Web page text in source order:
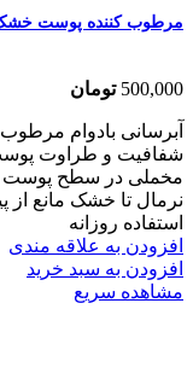
مرطوب کننده پوست خشک
500,000 تومان
آبرسانی بادوام
شفافیت و طراوت پوست
مخملی در سطح پوست
نرمال تا خشک مانع
استفاده روزانه
افزودن به علاقه مندی
افزودن به سبد خرید
مشاهده سریع